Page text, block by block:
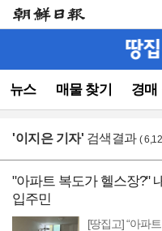
뉴스 매물 찾기 경매
뉴
(컨
영
'이지은 기자' 검색결과 (
"아파트 복도가 헬스장?"
입주민
[땅집고] “아파